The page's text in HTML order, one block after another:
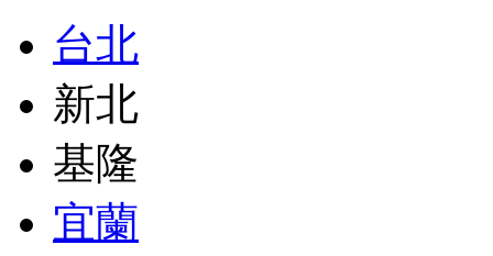
台北
新北
基隆
宜蘭